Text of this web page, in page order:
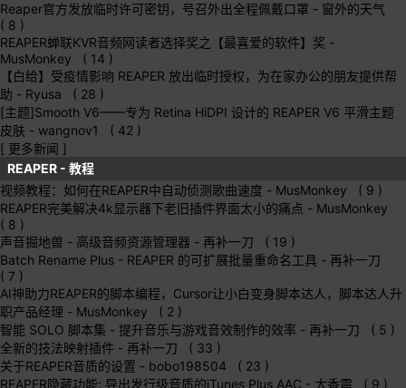
Reaper官方发放临时许可密钥，号召外出全程佩戴口罩 - 窗外的天气
( 8 )
REAPER蝉联KVR音频网读者选择奖之【最喜爱的软件】奖 -
MusMonkey ( 14 )
【白给】受疫情影响 REAPER 放出临时授权，为在家办公的朋友提供帮
助 - Ryusa ( 28 )
[主题]Smooth V6——专为 Retina HiDPI 设计的 REAPER V6 平滑主题
皮肤 - wangnov1 ( 42 )
[ 更多新闻 ]
REAPER - 教程
视频教程：如何在REAPER中自动侦测歌曲速度 - MusMonkey ( 9 )
REAPER完美解决4k显示器下老旧插件界面太小的痛点 - MusMonkey
( 8 )
声音掘地兽 - 高级音频资源管理器 - 再补一刀 ( 19 )
Batch Rename Plus - REAPER 的可扩展批量重命名工具 - 再补一刀
( 7 )
AI神助力REAPER的脚本编程，Cursor让小白变身脚本达人，脚本达人升
职产品经理 - MusMonkey ( 2 )
智能 SOLO 脚本集 - 提升音乐与游戏音效制作的效率 - 再补一刀 ( 5 )
全新的技法映射插件 - 再补一刀 ( 33 )
关于REAPER音质的设置 - bobo198504 ( 23 )
REAPER隐藏功能: 导出发行级音质的iTunes Plus AAC - 大香震 ( 9 )